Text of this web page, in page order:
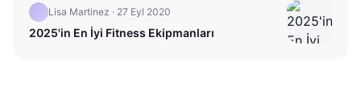
Lisa Martinez · 27 Eyl 2020
2025'in En İyi Fitness Ekipmanları